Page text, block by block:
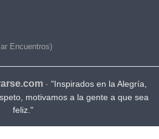
Encuentros)
- "Inspirados en la Alegría,
motivamos a la gente a que sea
feliz."